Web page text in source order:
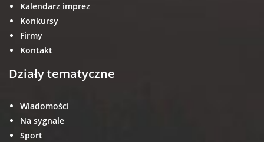
Kalendarz imprez
Konkursy
Firmy
Kontakt
Działy tematyczne
Wiadomości
Na sygnale
Sport